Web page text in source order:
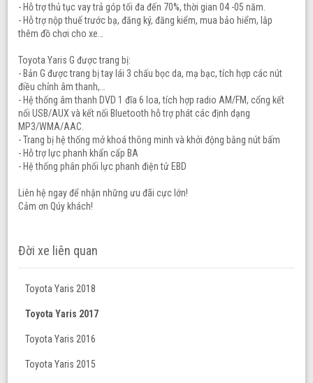
- Hỗ trợ thủ tục vay trả góp tối đa đến 70%, thời gian 04 -05 năm.
- Hỗ trợ nộp thuế trước bạ, đăng ký, đăng kiểm, mua bảo hiểm, lắp
thêm đồ chơi cho xe…
Toyota Yaris G được trang bị:
- Bản G được trang bị tay lái 3 chấu bọc da, mạ bạc, tích hợp các nút
điều chỉnh âm thanh,…
- Hệ thống âm thanh DVD 1 đĩa 6 loa, tích hợp radio AM/FM, cổng kết
nối USB/AUX và kết nối Bluetooth hỗ trợ phát các định dạng
MP3/WMA/AAC.
- Trang bị hệ thống mở khoá thông minh và khởi động bằng nút bấm
- Hỗ trợ lực phanh khẩn cấp BA
- Hệ thống phân phối lực phanh điện tử EBD
Liên hệ ngay để nhận những ưu đãi cực lớn!
Cảm ơn Qúy khách!
Đời xe liên quan
Toyota Yaris 2018
Toyota Yaris 2017
Toyota Yaris 2016
Toyota Yaris 2015